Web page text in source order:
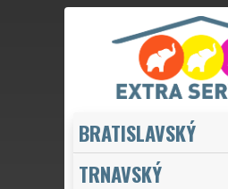
BRATISLAVSKÝ
TRNAVSKÝ